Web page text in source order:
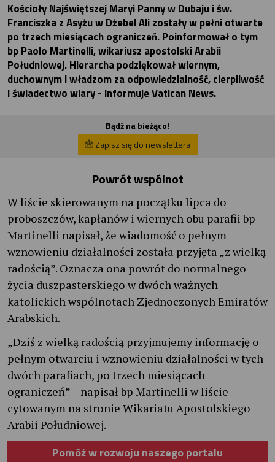
Kościoły Najświętszej Maryi Panny w Dubaju i św.
Franciszka z Asyżu w Dżebel Ali zostały w pełni otwarte
po trzech miesiącach ograniczeń. Poinformował o tym
bp Paolo Martinelli, wikariusz apostolski Arabii
Południowej. Hierarcha podziękował wiernym,
duchownym i władzom za odpowiedzialność, cierpliwość
i świadectwo wiary - informuje Vatican News.
Bądź na bieżąco!
Zapisz się do newslettera
Powrót wspólnot
W liście skierowanym na początku lipca do
proboszczów, kapłanów i wiernych obu parafii bp
Martinelli napisał, że wiadomość o pełnym
wznowieniu działalności została przyjęta „z wielką
radością”. Oznacza ona powrót do normalnego
życia duszpasterskiego w dwóch ważnych
katolickich wspólnotach Zjednoczonych Emiratów
Arabskich.
„Dziś z wielką radością przyjmujemy informację o
pełnym otwarciu i wznowieniu działalności w tych
dwóch parafiach, po trzech miesiącach
ograniczeń” – napisał bp Martinelli w liście
cytowanym na stronie Wikariatu Apostolskiego
Arabii Południowej.
Pomóż w rozwoju naszego portalu